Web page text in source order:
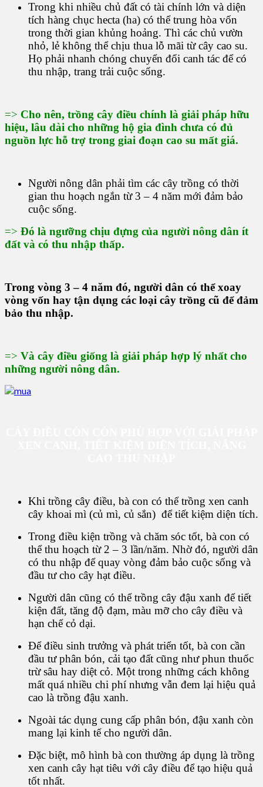
Trong khi nhiều chủ đất có tài chính lớn và diện
tích hàng chục hecta (ha) có thể trung hòa vốn
trong thời gian khủng hoảng. Thì các chủ vườn
nhỏ, lẻ không thể chịu thua lỗ mãi từ cây cao su.
Họ phải nhanh chóng chuyển đổi canh tác để có
thu nhập, trang trải cuộc sống.
=> Cho nên, trồng cây điều chính là giải pháp hữu
hiệu, lâu dài cho những hộ gia đình chưa có đủ
nguồn lực hỗ trợ trong giai đoạn cao su mất giá.
Người nông dân phải tìm các cây trồng có thời
gian thu hoạch ngắn từ 3 – 4 năm mới đảm bảo
cuộc sống.
=> Đó là ngưỡng chịu đựng của người nông dân ít
đất và có thu nhập thấp.
Trong vòng 3 – 4 năm đó, người dân có thể xoay
vòng vốn hay tận dụng các loại cây trồng cũ để đảm
bảo thu nhập.
=> Và cây điều giống là giải pháp hợp lý nhất cho
những người nông dân.
Khi trồng cây điều, bà con có thể trồng xen canh
cây khoai mì (củ mì, củ sắn) để tiết kiệm diện tích.
Trong điều kiện trồng và chăm sóc tốt, bà con có
thể thu hoạch từ 2 – 3 lần/năm. Nhờ đó, người dân
có thu nhập để quay vòng đảm bảo cuộc sống và
đầu tư cho cây hạt điều.
Người dân cũng có thể trồng cây đậu xanh để tiết
kiện đất, tăng độ đạm, màu mỡ cho cây điều và
hạn chế cỏ dại.
Để điều sinh trưởng và phát triển tốt, bà con cần
đầu tư phân bón, cải tạo đất cũng như phun thuốc
trừ sâu hay diệt cỏ. Một trong những cách không
mất quá nhiều chi phí nhưng vẫn đem lại hiệu quả
cao là trồng đậu xanh.
Ngoài tác dụng cung cấp phân bón, đậu xanh còn
mang lại kinh tế cho người dân.
Đặc biệt, mô hình bà con thường áp dụng là trồng
xen canh cây hạt tiêu với cây điều để tạo hiệu quả
tốt nhất.